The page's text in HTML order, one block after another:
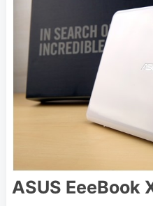
ASUS EeeBook